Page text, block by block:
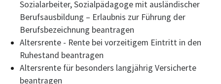
Sozialarbeiter, Sozialpädagoge mit ausländischer
Berufsausbildung – Erlaubnis zur Führung der
Berufsbezeichnung beantragen
Altersrente - Rente bei vorzeitigem Eintritt in den
Ruhestand beantragen
Altersrente für besonders langjährig Versicherte
beantragen